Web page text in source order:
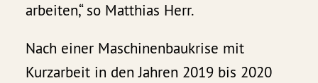
arbeiten,“ so Matthias Herr.
Nach einer Maschinenbaukrise mit
Kurzarbeit in den Jahren 2019 bis 2020